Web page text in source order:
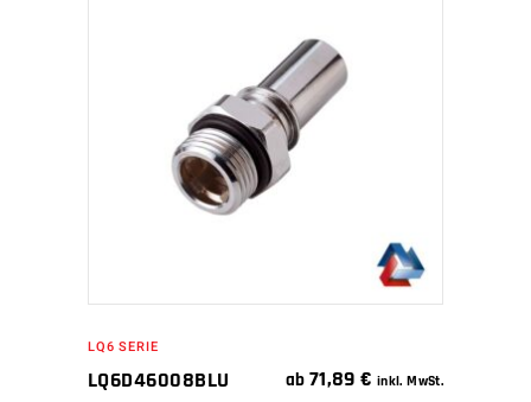
IN DEN WARENKORB
LQ6 SERIE
LQ6D46008BLU ab 71,89€ inkl. MwSt.